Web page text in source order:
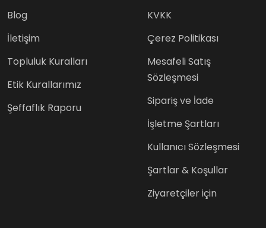
Blog
İletişim
Topluluk Kuralları
Etik Kurallarımız
Şeffaflık Raporu
KVKK
Çerez Politikası
Mesafeli Satış
Sözleşmesi
Sipariş ve İade
İşletme Şartları
Kullanıcı Sözleşmesi
Şartlar & Koşullar
Ziyaretçiler için